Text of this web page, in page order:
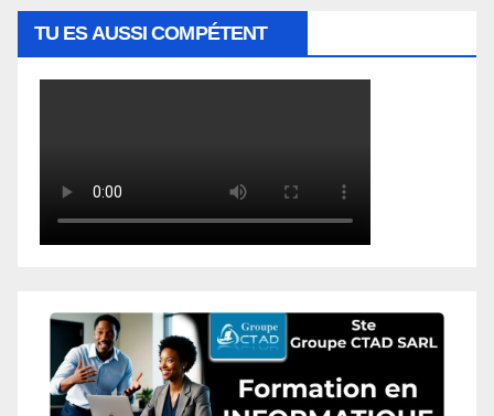
TU ES AUSSI COMPÉTENT